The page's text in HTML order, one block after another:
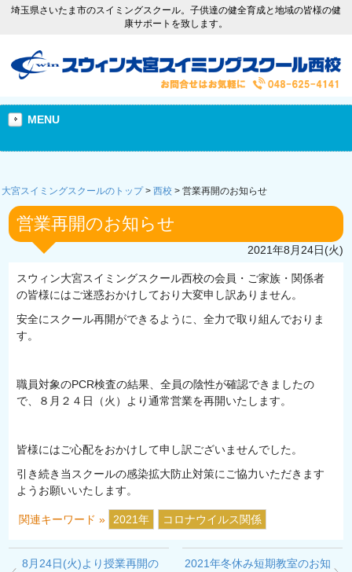
埼玉県さいたま市のスイミングスクール。子供達の健全育成と地域の皆様の健
康サポートを致します。
MENU
大宮スイミングスクールのトップ> 西校 > 営業再開のお知らせ
営業再開のお知らせ
2021年8月24日(火)
スウィン大宮スイミングスクール西校の会員・ご家族・関係者
の皆様にはご迷惑おかけしており大変申し訳ありません。
安全にスクール再開ができるように、全力で取り組んでおりま
す。
職員対象のPCR検査の結果、全員の陰性が確認できましたの
で、８月２４日（火）より通常営業を再開いたします。
皆様にはご心配をおかけして申し訳ございませんでした。
引き続き当スクールの感染拡大防止対策にご協力いただきます
ようお願いいたします。
関連キーワード » 2021年 コロナウイルス関係
8月24日(火)より授業再開の
2021年冬休み短期教室のお知